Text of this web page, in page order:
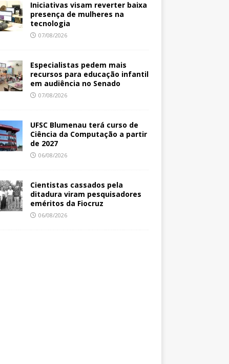
Iniciativas visam reverter baixa
presença de mulheres na
tecnologia
07/08/2026
Especialistas pedem mais
recursos para educação infantil
em audiência no Senado
07/08/2026
UFSC Blumenau terá curso de
Ciência da Computação a partir
de 2027
06/08/2026
Cientistas cassados pela
ditadura viram pesquisadores
eméritos da Fiocruz
06/08/2026